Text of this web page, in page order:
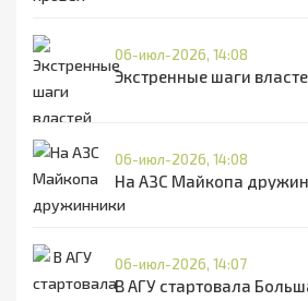
06-июл-2026, 14:08
Экстренные шаги
06-июл-2026, 14:08
На АЗС Майкопа
06-июл-2026, 14:07
В АГУ стартовала